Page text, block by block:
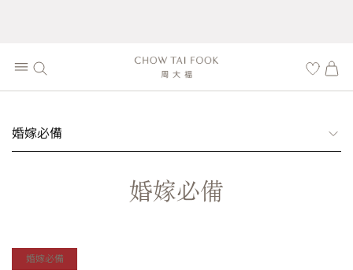
婚嫁必備
婚嫁必備
婚嫁必備